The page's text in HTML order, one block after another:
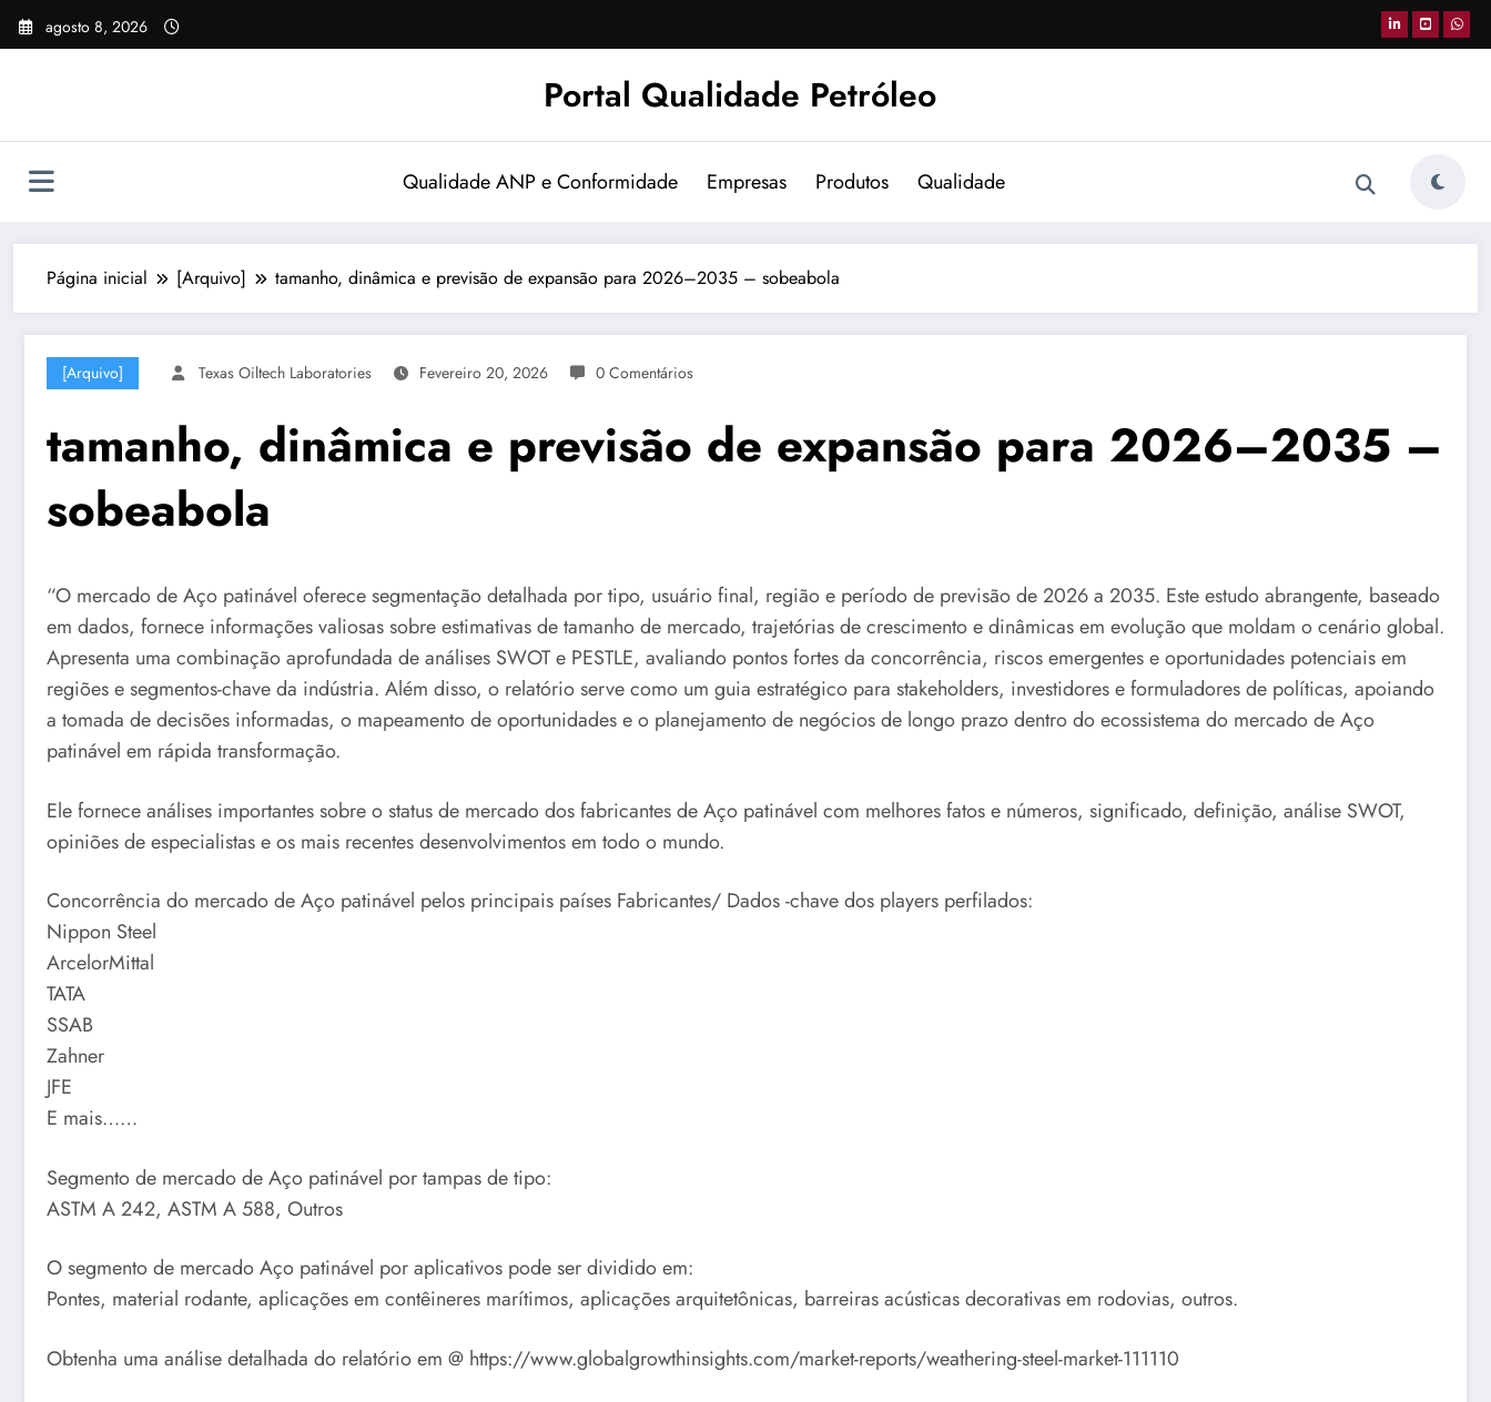
Pular
para
agosto 8, 2026
Portal Qualidade Petróleo
Qualidade ANP e Conformidade Empresas Produtos Qualidade
Página inicial [Arquivo] tamanho, dinâmica e previsão de expansão para 2026–2035 – sobeabola
[Arquivo] Texas Oiltech Laboratories Fevereiro 20, 2026 0 Comentários
tamanho, dinâmica e previsão de expansão para 2026–2035 –
sobeabola
“O mercado de Aço patinável oferece segmentação detalhada por tipo, usuário final, região e período de previsão de 2026 a 2035. Este estudo abrangente, baseado
em dados, fornece informações valiosas sobre estimativas de tamanho de mercado, trajetórias de crescimento e dinâmicas em evolução que moldam o cenário global.
Apresenta uma combinação aprofundada de análises SWOT e PESTLE, avaliando pontos fortes da concorrência, riscos emergentes e oportunidades potenciais em
regiões e segmentos-chave da indústria. Além disso, o relatório serve como um guia estratégico para stakeholders, investidores e formuladores de políticas, apoiando
a tomada de decisões informadas, o mapeamento de oportunidades e o planejamento de negócios de longo prazo dentro do ecossistema do mercado de Aço
patinável em rápida transformação.
Ele fornece análises importantes sobre o status de mercado dos fabricantes de Aço patinável com melhores fatos e números, significado, definição, análise SWOT,
opiniões de especialistas e os mais recentes desenvolvimentos em todo o mundo.
Concorrência do mercado de Aço patinável pelos principais países Fabricantes/ Dados -chave dos players perfilados:
Nippon Steel
ArcelorMittal
TATA
SSAB
Zahner
JFE
E mais……
Segmento de mercado de Aço patinável por tampas de tipo:
ASTM A 242, ASTM A 588, Outros
O segmento de mercado Aço patinável por aplicativos pode ser dividido em:
Pontes, material rodante, aplicações em contêineres marítimos, aplicações arquitetônicas, barreiras acústicas decorativas em rodovias, outros.
Obtenha uma análise detalhada do relatório em @ https://www.globalgrowthinsights.com/market-reports/weathering-steel-market-111110